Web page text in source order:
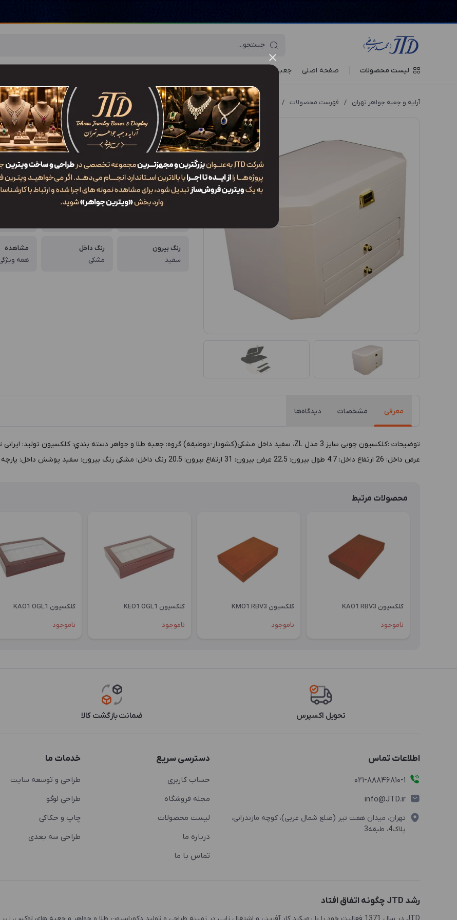
لیست محصولات صفحه اصلی جعبه‌ ها
آرایه و جعبه جواهر تهران / فهرست محصولات / کلکسیون KO3 ZLW2
کلکسیون KO3 ZLW2
ویژگی‌ها
کد محصول
کاربرد
رنگ بیرون
سفید
رنگ داخل
مشکی
مشاهده
همه
معرفی مشخصات دیدگاه‌ها
عرض داخل: 26 ارتفاع داخل: 4.7 طول بيرون: 22.5 عرض بيرون: 31 ارتفاع بيرون: 20.5 رنگ داخل: مشکی رنگ بيرون: سفید پوشش داخل: پارچه جاسمین پوشش بيرون: چوب MDF رنگی جنس بدنه: چوب
محصولات مرتبط
کلکسیون KAO1 RBV3
ناموجود
کلکسیون KMO1 RBV3
ناموجود
کلکسیون KEO1 OGL1
ناموجود
کلکسیون KAO1 OGL1
ناموجود
تحویل اکسپرس ضمانت بازگشت کالا
اطلاعات تماس
021-88846810-1
info@JTD.ir
تهران، میدان هفت تیر (ضلع شمال غربی)، کوچه مازندرانی،
پلاک4، طبقه3
دسترسی سریع
حساب کاربری
مجله فروشگاه
لیست محصولات
درباره ما
تماس با ما
خدمات ما
طراحی و توسعه سایت
طراحی لوگو
چاپ و حکاکی
طراحی سه بعدی
رشد JTD چگونه اتفاق افتاد